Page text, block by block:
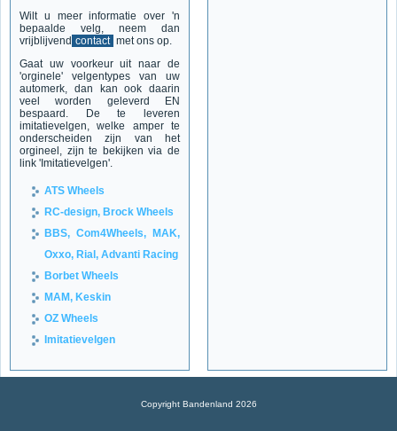
Wilt u meer informatie over 'n
bepaalde velg, neem dan
vrijblijvend contact met ons op.
Gaat uw voorkeur uit naar de
'orginele' velgentypes van uw
automerk, dan kan ook daarin
veel worden geleverd EN
bespaard. De te leveren
imitatievelgen, welke amper te
onderscheiden zijn van het
orgineel, zijn te bekijken via de
link 'Imitatievelgen'.
ATS Wheels
RC-design, Brock Wheels
BBS, Com4Wheels, MAK,
Oxxo, Rial, Advanti Racing
Borbet Wheels
MAM, Keskin
OZ Wheels
Imitatievelgen
Copyright Bandenland 2026